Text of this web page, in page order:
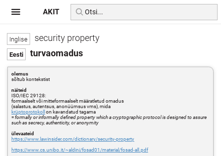
security property
turvaomadus
olemus
sõltub kontekstist
näiteid
ISO/IEC 29128:
formaalselt või mitteformaalselt määratletud omadus
(salastus, autentsus, anonüümsus vms), mida
krüptoprotokoll on kavandatud tagama
=formally or informally defined property which a cryptographic protocol is designed to assure
such as secrecy, authenticity, or anonymity
ülevaateid
https://www.lawinsider.com/dictionary/security-property
https://www.cs.unibo.it/~aldini/fosad01/material/fosad-all.pdf
AKIT